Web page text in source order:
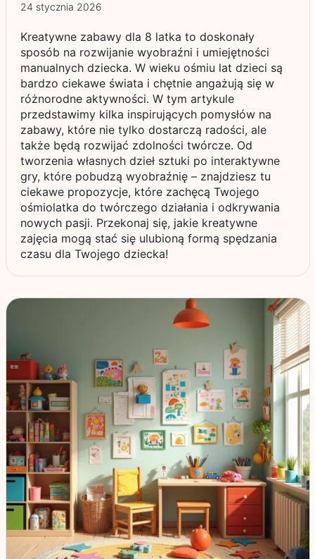
24 stycznia 2026
Kreatywne zabawy dla 8 latka to doskonały
sposób na rozwijanie wyobraźni i umiejętności
manualnych dziecka. W wieku ośmiu lat dzieci są
bardzo ciekawe świata i chętnie angażują się w
różnorodne aktywności. W tym artykule
przedstawimy kilka inspirujących pomysłów na
zabawy, które nie tylko dostarczą radości, ale
także będą rozwijać zdolności twórcze. Od
tworzenia własnych dzieł sztuki po interaktywne
gry, które pobudzą wyobraźnię – znajdziesz tu
ciekawe propozycje, które zachęcą Twojego
ośmiolatka do twórczego działania i odkrywania
nowych pasji. Przekonaj się, jakie kreatywne
zajęcia mogą stać się ulubioną formą spędzania
czasu dla Twojego dziecka!